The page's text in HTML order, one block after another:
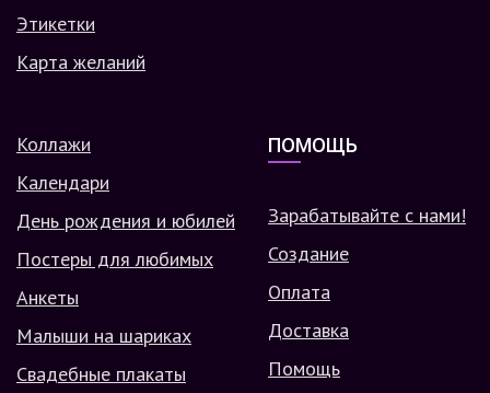
Этикетки
Карта желаний
Коллажи
Календари
День рождения и юбилей
Постеры для любимых
Анкеты
Малыши на шариках
Свадебные плакаты
ПОМОЩЬ
Зарабатывайте с нами!
Создание
Оплата
Доставка
Помощь